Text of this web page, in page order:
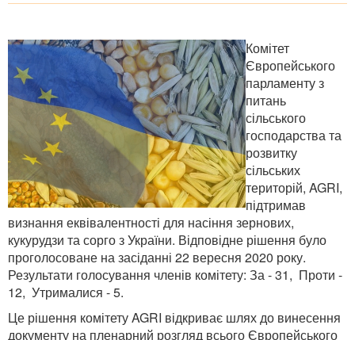
Комітет
Європейського
парламенту з
питань
сільського
господарства та
розвитку
сільських
територій, AGRI,
підтримав
визнання еквівалентності для насіння зернових,
кукурудзи та сорго з України. Відповідне рішення було
проголосоване на засіданні 22 вересня 2020 року.
Результати голосування членів комітету: За - 31, Проти -
12, Утрималися - 5.
Це рішення комітету AGRI відкриває шлях до винесення
документу на пленарний розгляд всього Європейського